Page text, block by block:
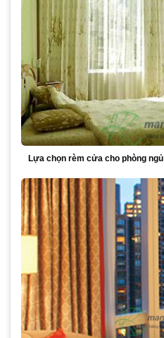
Lựa chọn rèm cửa cho phòng ngủ